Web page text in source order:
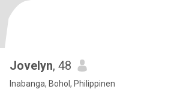
Jovelyn, 48
Inabanga, Bohol, Philippinen